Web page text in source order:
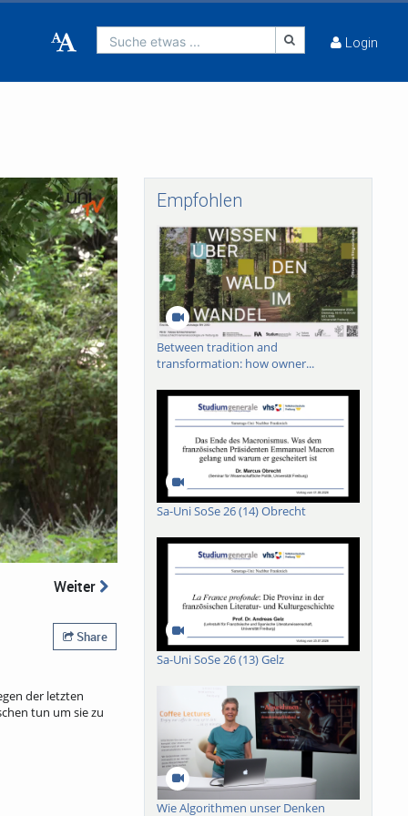
Suche etwas ... Login
Weiter
Share
der letzten
tun um sie zu
Empfohlen
Between tradition and
transformation: how owner...
Sa-Uni SoSe 26 (14) Obrecht
Sa-Uni SoSe 26 (13) Gelz
Wie Algorithmen unser Denken